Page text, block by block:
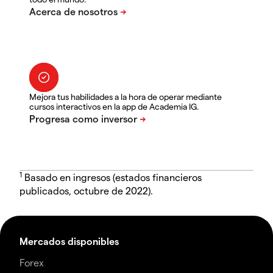
Mejora tus habilidades a la hora de operar mediante
cursos interactivos en la app de Academia IG.
1 Basado en ingresos (estados financieros
publicados, octubre de 2022).
Mercados disponibles
Forex